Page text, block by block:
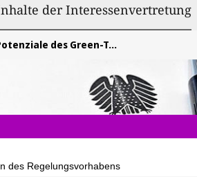
der Interessenvertretung
Eine ökonomische Einordnung für Bayern und Deutschland
des Regelungsvorhabens